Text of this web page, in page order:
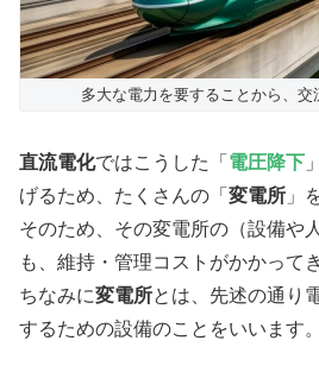
多大な電力を要することから、交
直流電化ではこうした「 電圧降下
げるため、たくさんの「 変電所 」
そのため、その変電所の（設備や
も、維持・管理コストがかかって
ちなみに変電所とは、先述の通り
するための設備のことをいいます。